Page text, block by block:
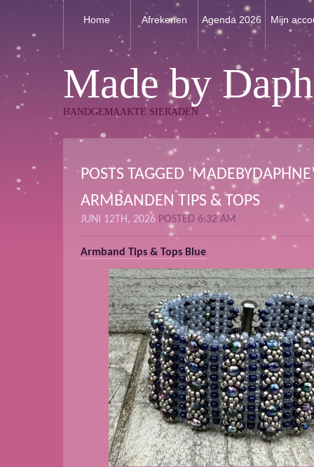
Home Afrekenen Agenda 2026 Mijn
Made by
HANDGEMAAKTE SIERADEN
POSTS TAGGED
ARMBANDEN TIPS & TOPS
JUNI 12TH, 2026 POSTED 6:32 AM
Armband Tips & Tops Blue